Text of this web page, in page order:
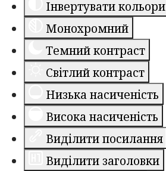
Інвертувати кольори
Монохромний
Темний контраст
Світлий контраст
Низька насиченість
Висока насиченість
Виділити посилання
Виділити заголовки